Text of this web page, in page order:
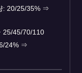
: 20/25/35% ⇒
25/45/70/110
24% ⇒